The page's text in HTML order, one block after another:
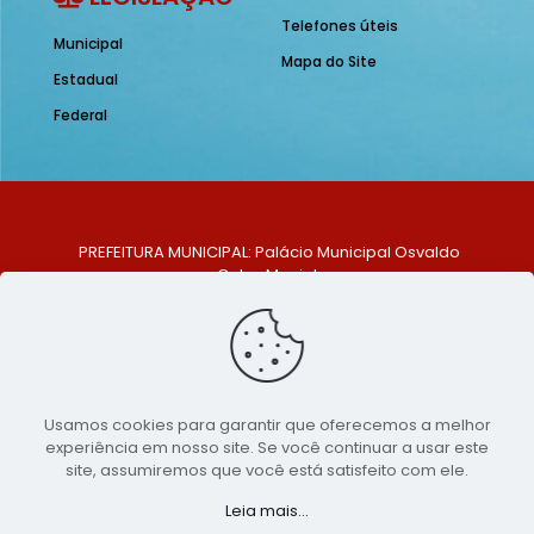
Municipal
Estadual
Federal
Telefones úteis
Mapa do Site
PREFEITURA MUNICIPAL: Palácio Municipal Osvaldo
Celso Maciel
Centro, São Bento do Una - PE. CEP: 553370-128
TELEFONE: (81) 99548-1569
E-MAIL: ouvidoria@saobentodouna.pe.gov.br
Copyright 2021-2026 - Assessoria de Comunicação da
Prefeitura de São Bento do Una - PE
Usamos cookies para garantir que oferecemos a melhor
experiência em nosso site. Se você continuar a usar este
site, assumiremos que você está satisfeito com ele.
Leia mais...